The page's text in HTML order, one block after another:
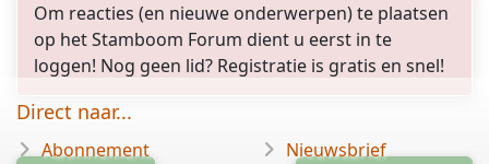
Om reacties (en nieuwe onderwerpen) te plaatsen
op het Stamboom Forum dient u eerst in te
loggen! Nog geen lid? Registratie is gratis en snel!
Direct naar...
Abonnement
Nieuwsbrief